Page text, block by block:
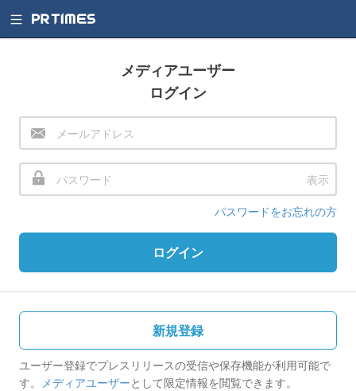
メディアユーザー
ログイン
表示
パスワードをお忘れの方
ログイン
新規登録
ユーザー登録でプレスリリースの受信や保存機能が利用可能で
す。 メディアユーザーとして限定情報を閲覧できます。